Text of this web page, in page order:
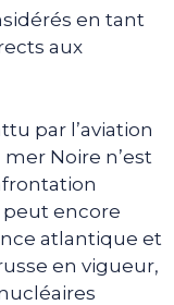
en tant
aux
par l’aviation
Noire n’est
encore
atlantique et
en vigueur,